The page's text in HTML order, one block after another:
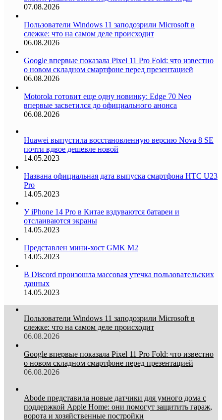
07.08.2026
Пользователи Windows 11 заподозрили Microsoft в
слежке: что на самом деле происходит
06.08.2026
Google впервые показала Pixel 11 Pro Fold: что известно
о новом складном смартфоне перед презентацией
06.08.2026
Motorola готовит еще одну новинку: Edge 70 Neo
впервые засветился до официального анонса
06.08.2026
Huawei выпустила восстановленную версию Nova 8 SE
почти вдвое дешевле новой
14.05.2023
Названа официальная дата выпуска смартфона HTC U23
Pro
14.05.2023
У iPhone 14 Pro в Китае вздуваются батареи и
отслаиваются экраны
14.05.2023
Представлен мини-хост GMK M2
14.05.2023
В Discord произошла массовая утечка пользовательских
данных
14.05.2023
Пользователи Windows 11 заподозрили Microsoft в
слежке: что на самом деле происходит
06.08.2026
Google впервые показала Pixel 11 Pro Fold: что известно
о новом складном смартфоне перед презентацией
06.08.2026
Abode представила новые датчики для умного дома с
поддержкой Apple Home: они помогут защитить гараж,
ворота и хозяйственные постройки